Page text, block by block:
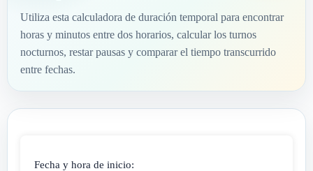
Utiliza esta calculadora de duración temporal para encontrar
horas y minutos entre dos horarios, calcular los turnos
nocturnos, restar pausas y comparar el tiempo transcurrido
entre fechas.
Fecha y hora de inicio: